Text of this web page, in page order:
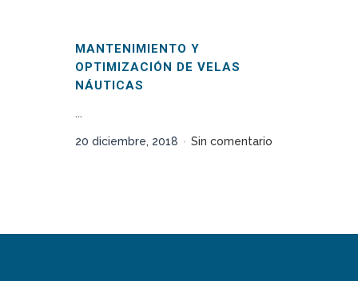
MANTENIMIENTO Y
OPTIMIZACIÓN DE VELAS
NÁUTICAS
...
20 diciembre, 2018 Sin comentario